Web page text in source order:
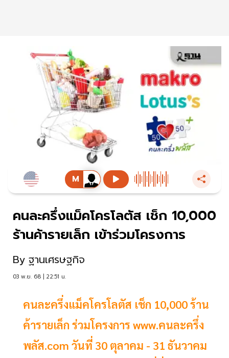
คนละครึ่งแม็คโครโลตัส เช็ก 10,000
ร้านค้ารายเล็ก เข้าร่วมโครงการ
By ฐานเศรษฐกิจ
03 พ.ย. 68 | 22:51 น.
คนละครึ่งแม็คโครโลตัส เช็ก 10,000 ร้าน
ค้ารายเล็ก ร่วมโครงการ www.คนละครึ่ง
พลัส.com วันที่ 30 ตุลาคม - 31 ธันวาคม